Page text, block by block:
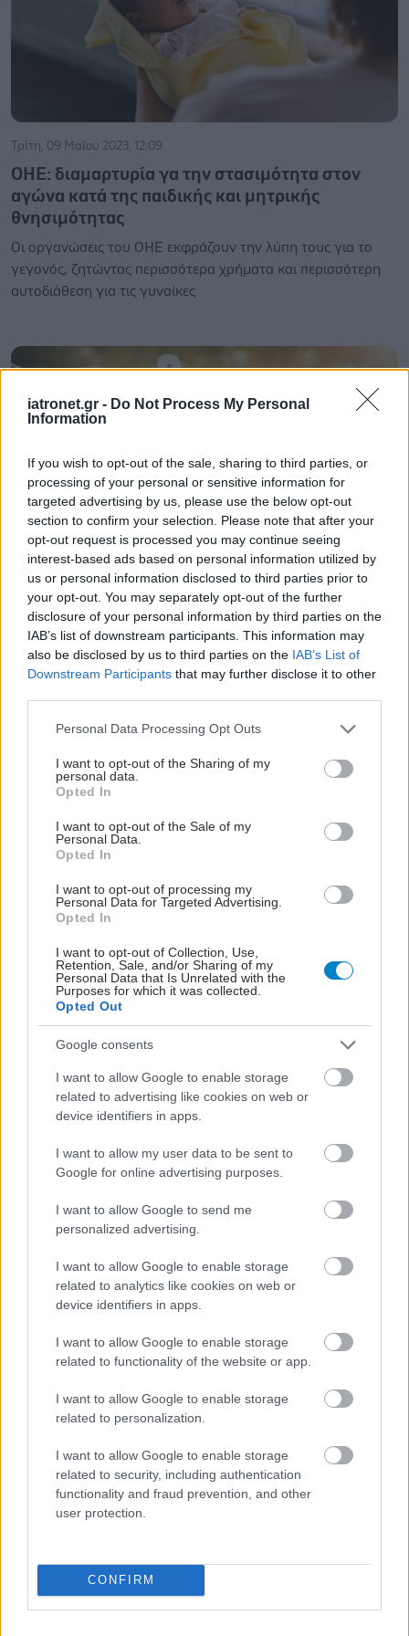
iatronet.gr - Do Not Process My Personal
Information
If you wish to opt-out of the sale, sharing to third parties, or
processing of your personal or sensitive information for
targeted advertising by us, please use the below opt-out
section to confirm your selection. Please note that after your
opt-out request is processed you may continue seeing
interest-based ads based on personal information utilized by
us or personal information disclosed to third parties prior to
your opt-out. You may separately opt-out of the further
disclosure of your personal information by third parties on the
IAB’s list of downstream participants. This information may
also be disclosed by us to third parties on the IAB’s List of
Downstream Participants that may further disclose it to other
Please note that this website/app uses one or more Google
not limited to your visit or usage behaviour. You may click to
grant or deny consent to Google and its third-party tags to
use your data for below specified purposes in below Google
consent section.
Personal Data Processing Opt Outs
I want to opt-out of the Sharing of my
personal data.
Opted In
I want to opt-out of the Sale of my
Personal Data.
Opted In
I want to opt-out of processing my
Personal Data for Targeted Advertising.
Opted In
I want to opt-out of Collection, Use,
Retention, Sale, and/or Sharing of my
Personal Data that Is Unrelated with the
Purposes for which it was collected.
Opted Out
Google consents
I want to allow Google to enable storage
related to advertising like cookies on web or
device identifiers in apps.
I want to allow my user data to be sent to
Google for online advertising purposes.
I want to allow Google to send me
personalized advertising.
I want to allow Google to enable storage
related to analytics like cookies on web or
device identifiers in apps.
I want to allow Google to enable storage
related to functionality of the website or app.
I want to allow Google to enable storage
related to personalization.
I want to allow Google to enable storage
related to security, including authentication
functionality and fraud prevention, and other
user protection.
CONFIRM
Τρίτη, 09 Μαΐου 2023, 12:09
ΟΗΕ: διαμαρτυρία γα την στασιμότητα στον
αγώνα κατά της παιδικής και μητρικής
θνησιμότητας
Οι οργανώσεις του ΟΗΕ εκφράζουν την λύπη τους για το
γεγονός, ζητώντας περισσότερα χρήματα και περισσότερη
αυτοδιάθεση για τις γυναίκες
Τρίτη, 18 Απριλίου 2023, 11:28
Πρόληψη των αλλεργιών στα μωρά
Η πρώιμη επαφή με τα μικρόβια και αλλεργιογόνα του
περιβάλλοντος, κινητοποιεί την άμυνα και οδηγεί σε
Πέμπτη, 20 Οκτωβρίου 2022, 16:19
Φυσιολογική η λειτουργία του εγκεφάλου μετά
και αποκαθιστά τις διαταραχές από τις οποίες οι ηλικιωμένοι
δύσκολα αναρρώνουν.
Πέμπτη, 29 Ιουλίου 2021, 09:00
διάγνωση
Η χώρα μας θεωρείται ότι διαθέτει ένα από τα καλύτερα
θεσμικά πλαίσια στην Ευρώπη για την υλοποίηση ενός